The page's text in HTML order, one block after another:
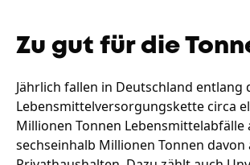
Zu gut für die
Jährlich fallen in Deutschland entlang
Lebensmittelversorgungskette circa
Millionen Tonnen Lebensmittelabfälle
sechseinhalb Millionen Tonnen davon